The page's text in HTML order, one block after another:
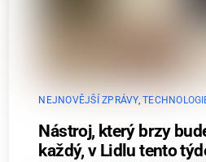
NEJNOVĚJŠÍ ZPRÁVY,
Nástroj, který brzy
každý, v Lidlu tento